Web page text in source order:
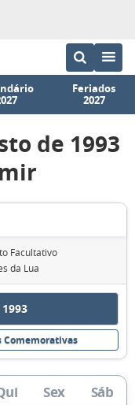
Feriados
2027
de 1993
Facultativo
da Lua
Comemorativas
Sex Sáb